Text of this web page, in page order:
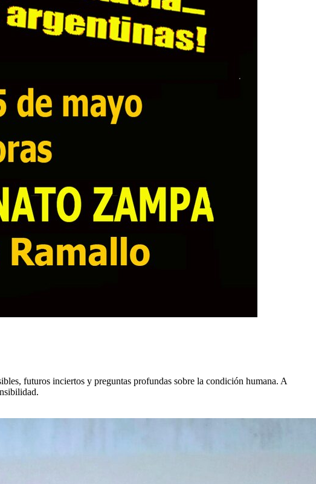
futuros inciertos y preguntas profundas sobre la condición humana. A